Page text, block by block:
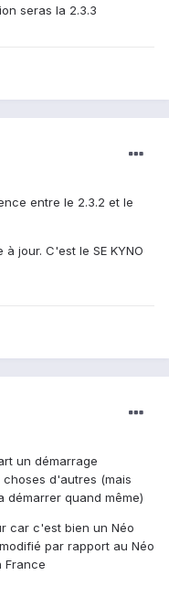
seras la 2.3.3
entre le 2.3.2 et le
jour. C'est le SE KYNO
un démarrage
d'autres (mais
démarrer quand même)
car c'est bien un Néo
par rapport au Néo
France